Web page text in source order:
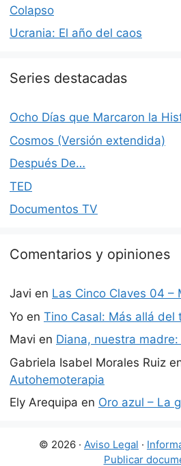
Colapso
Ucrania: El año del caos
Series destacadas
Ocho Días que Marcaron la
Cosmos (Versión extendida)
Después De…
TED
Documentos TV
Comentarios y opiniones
Javi en Las Cinco Claves 04 –
Yo en Tino Casal: Más allá del
Mavi en Diana, nuestra
Gabriela Isabel Morales Ruiz
Autohemoterapia
Ely Arequipa en Oro azul – La
© 2026 · Aviso Legal ·
Publicar